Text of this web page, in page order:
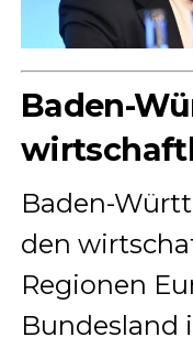
Baden-
Baden-
den
Regionen
Bundesland